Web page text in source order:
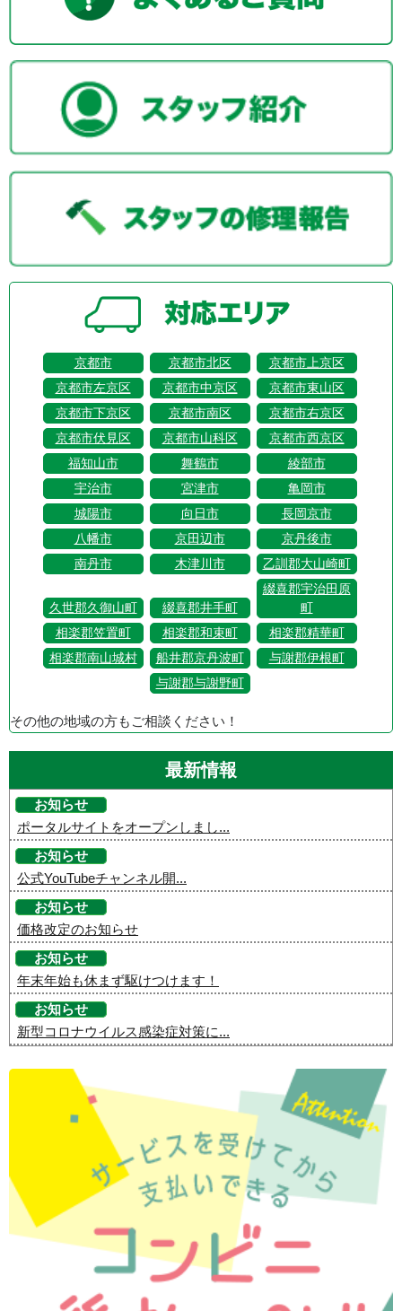
京都市 京都市北区
京都市上京区
京都市左京区
京都市中京区
京都市東山区
京都市下京区
京都市南区
京都市右京区
京都市伏見区
京都市山科区
京都市西京区
福知山市
舞鶴市
綾部市
宇治市
宮津市
亀岡市
城陽市
向日市
長岡京市
八幡市
京田辺市
京丹後市
南丹市
木津川市 乙訓郡大山崎町
久世郡久御山町 綴喜郡井手町
綴喜郡宇治田原
町
相楽郡笠置町
相楽郡和束町
相楽郡精華町
相楽郡南山城村
船井郡京丹波町
与謝郡伊根町
与謝郡与謝野町
その他の地域の方もご相談ください！
最新情報
お知らせ
ポータルサイトをオープンしまし...
お知らせ
公式YouTubeチャンネル開...
お知らせ
価格改定のお知らせ
お知らせ
年末年始も休まず駆けつけます！
お知らせ
新型コロナウイルス感染症対策に...